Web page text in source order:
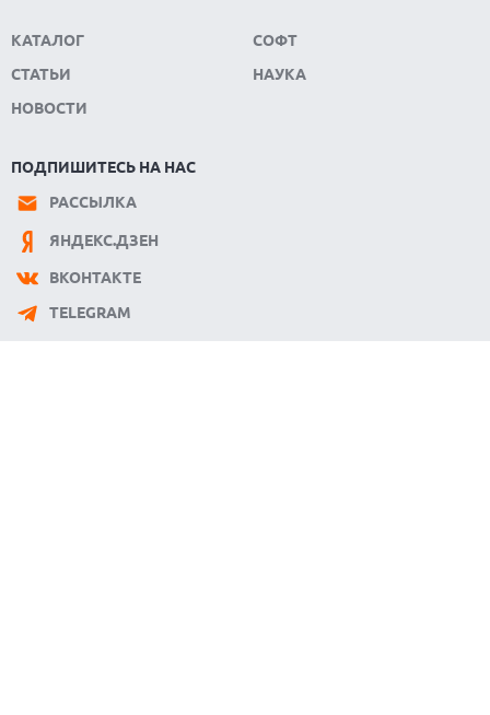
КАТАЛОГ
СТАТЬИ
НОВОСТИ
СОФТ
НАУКА
ПОДПИШИТЕСЬ НА НАС
РАССЫЛКА
ЯНДЕКС.ДЗЕН
ВКОНТАКТЕ
TELEGRAM